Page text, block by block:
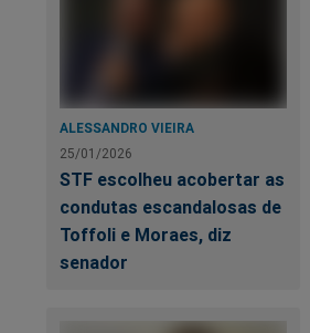
ALESSANDRO VIEIRA
25/01/2026
STF escolheu acobertar as
condutas escandalosas de
Toffoli e Moraes, diz
senador